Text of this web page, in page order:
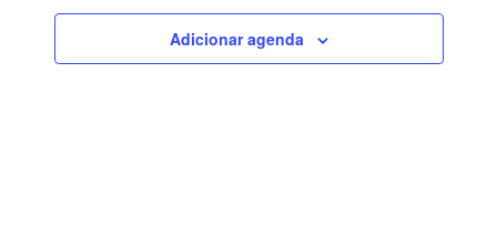
de
Adicionar agenda